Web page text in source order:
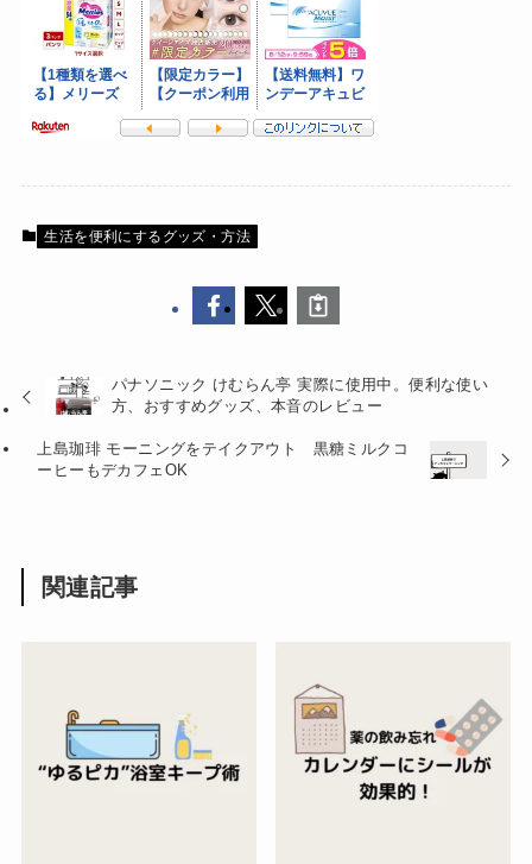
生活を便利にするグッズ・方法
パナソニック けむらん亭 実際に使用中。便利な使い
方、おすすめグッズ、本音のレビュー
上島珈琲 モーニングをテイクアウト 黒糖ミルクコ
ーヒーもデカフェOK
関連記事